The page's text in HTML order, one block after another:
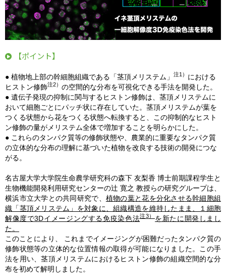
【ポイント】
● 植物地上部の幹細胞組織である「茎頂メリステム」 注1） における
ヒストン修飾注2） の空間的な分布を可視化できる手法を開発した。
● 遺伝子発現の抑制に関与するヒストン修飾は、茎頂メリステムに
おいて細胞ごとにパッチ状に存在していた。茎頂メリステムが葉を
つくる状態から花をつくる状態へ転換すると、この抑制的なヒスト
ン修飾の量がメリステム全体で増加することを明らかにした。
● これらのタンパク質等の修飾状態や、農業的に重要なタンパク質
の立体的な分布の理解に基づいた植物を改良する技術の開発につな
がる。
名古屋大学大学院生命農学研究科の森下 友梨香 博士前期課程学生と
生物機能開発利用研究センターの辻 寛之 教授らの研究グループは、
横浜市立大学との共同研究で、 植物の葉と花を分化させる幹細胞組
織「茎頂メリステム」を対象に、組織構造を維持したまま、１細胞
解像度で3Dイメージングする免疫染色法注3） を新たに開発しまし
た。
このことにより、 これまでイメージングが困難だったタンパク質の
修飾状態等の立体的な位置情報の取得が可能になりました。この手
法を用い、茎頂メリステムにおけるヒストン修飾の組織空間的な分
布を初めて解明しました。